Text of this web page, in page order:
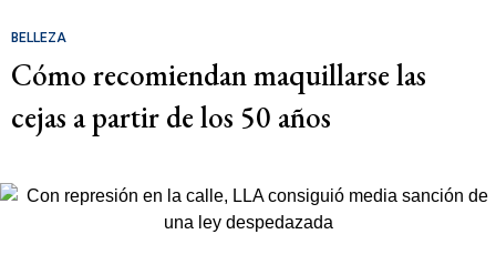
BELLEZA
Cómo recomiendan maquillarse las
cejas a partir de los 50 años